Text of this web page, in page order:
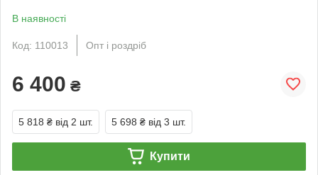
В наявності
Код: 110013 Опт і роздріб
6 400 ₴
5 818 ₴ від 2 шт. 5 698 ₴ від 3 шт.
Купити